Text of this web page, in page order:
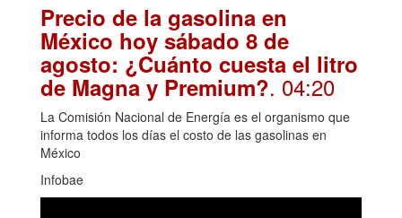
Precio de la gasolina en
México hoy sábado 8 de
agosto: ¿Cuánto cuesta el litro
de Magna y Premium?. 04:20
La Comisión Nacional de Energía es el organismo que
informa todos los días el costo de las gasolinas en
México
Infobae